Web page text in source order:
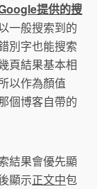
提供的搜
一般搜索到的
別字也能搜索
頁結果基本相
以作為顏值
個博客自帶的
結果會優先顯
顯示正文中包